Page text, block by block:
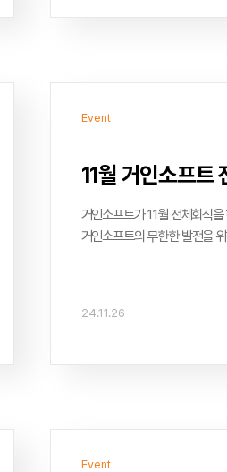
Event
11월 거인소프트
거인소프트가 11월 전체회식
거인소프트의 무한한 발전을
24.11.26
Event